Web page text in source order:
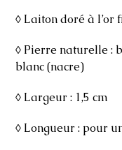
◊ Laiton doré à l’or
◊ Pierre naturelle :
blanc (nacre)
◊ Largeur : 1,5 cm
◊ Longueur : pour